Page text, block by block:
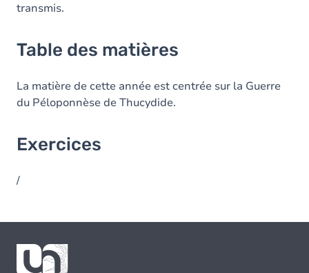
transmis.
Table des matières
La matière de cette année est centrée sur la Guerre
du Péloponnèse de Thucydide.
Exercices
/